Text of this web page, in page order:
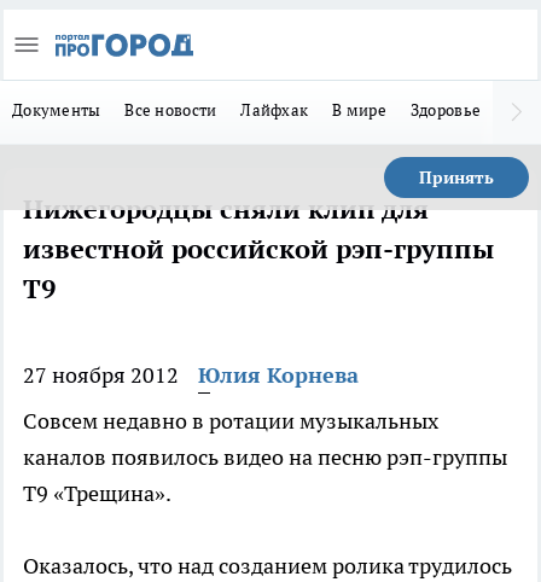
Документы Все новости Лайфхак В мире Здоровье
Принять
Нижегородцы сняли клип для
известной российской рэп-группы
Т9
27 ноября 2012
Юлия Корнева
Совсем недавно в ротации музыкальных
каналов появилось видео на песню рэп-группы
Т9 «Трещина».
Оказалось, что над созданием ролика трудилось